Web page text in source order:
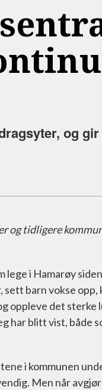
og
og tidligere
lege i Hamarøy
barn vokse
oppleve det sterke
har blitt vist, både
i kommunen
Men når